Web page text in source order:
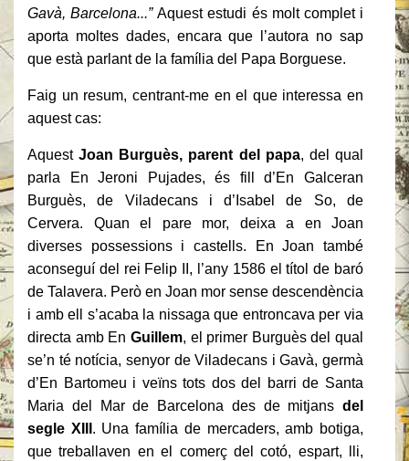
Gavà, Barcelona...”Aquest estudi és molt complet i
aporta moltes dades, encara que l’autora no sap
que està parlant de la família del Papa Borguese.
Faig un resum, centrant-me en el que interessa en
aquest cas:
AquestJoan Burguès, parent del papa, del qual
parla En Jeroni Pujades, és fill d’En Galceran
Burguès, de Viladecans i d’Isabel de So, de
Cervera. Quan el pare mor, deixa a en Joan
diverses possessions i castells. En Joan també
aconseguí del rei Felip II, l’any 1586 el títol de baró
de Talavera. Però en Joan mor sense descendència
i amb ell s’acaba la nissaga que entroncava per via
directa amb En Guillem, el primer Burguès del qual
se’n té notícia, senyor de Viladecans i Gavà, germà
d’En Bartomeu i veïns tots dos del barri de Santa
Maria del Mar de Barcelona des de mitjans del
segle XIII . Una família de mercaders, amb botiga,
que treballaven en el comerç del cotó, espart, lli,